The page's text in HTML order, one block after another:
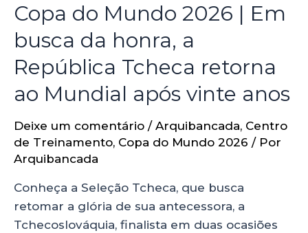
Copa do Mundo 2026 | Em
busca da honra, a
República Tcheca retorna
ao Mundial após vinte anos
Deixe um comentário / Arquibancada, Centro
de Treinamento, Copa do Mundo 2026 / Por
Arquibancada
Conheça a Seleção Tcheca, que busca
retomar a glória de sua antecessora, a
Tchecoslováquia, finalista em duas ocasiões